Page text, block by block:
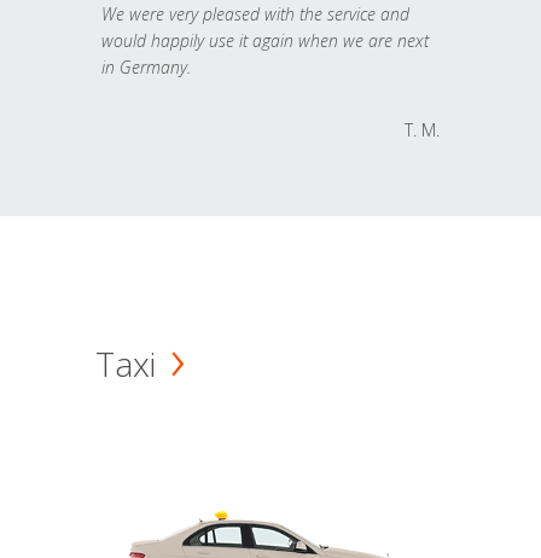
We were very pleased with the service and
would happily use it again when we are next
in Germany.
T. M.
Taxi